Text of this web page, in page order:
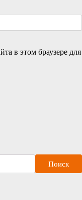
в этом браузере для
Поиск